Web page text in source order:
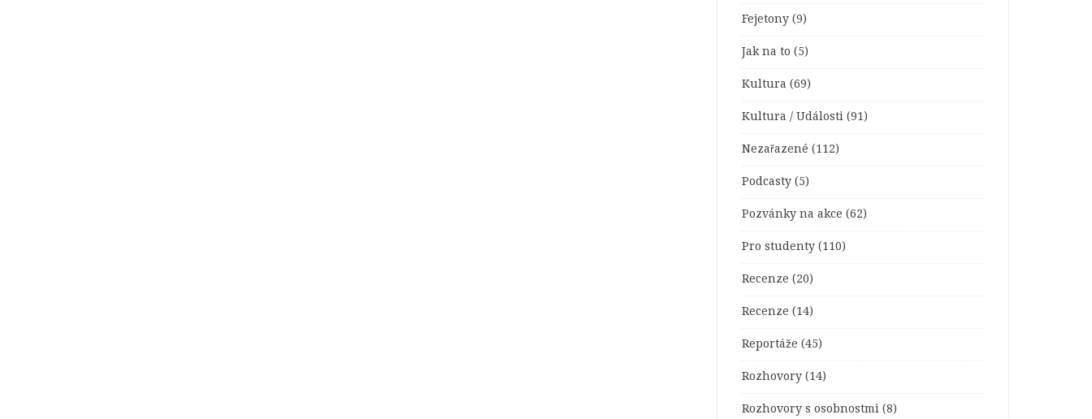
Fejetony (9)
Jak na to (5)
Kultura (69)
Kultura / Události (91)
Nezařazené (112)
Podcasty (5)
Pozvánky na akce (62)
Pro studenty (110)
Recenze (20)
Recenze (14)
Reportáže (45)
Rozhovory (14)
Rozhovory s osobnostmi (8)